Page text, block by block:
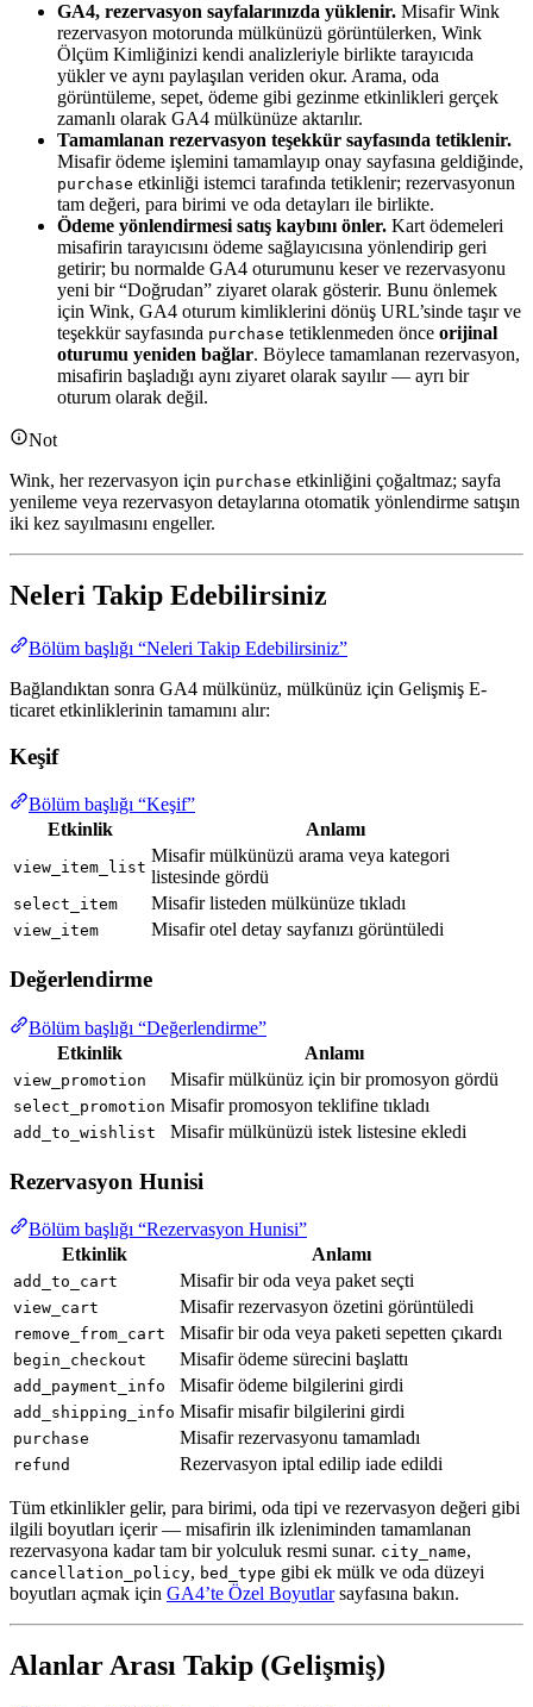
GA4, rezervasyon sayfalarınızda yüklenir. Misafir Wink
rezervasyon motorunda mülkünüzü görüntülerken, Wink
Ölçüm Kimliğinizi kendi analizleriyle birlikte tarayıcıda
yükler ve aynı paylaşılan veriden okur. Arama, oda
görüntüleme, sepet, ödeme gibi gezinme etkinlikleri gerçek
zamanlı olarak GA4 mülkünüze aktarılır.
Tamamlanan rezervasyon teşekkür sayfasında tetiklenir.
Misafir ödeme işlemini tamamlayıp onay sayfasına geldiğinde,
purchase etkinliği istemci tarafında tetiklenir; rezervasyonun
tam değeri, para birimi ve oda detayları ile birlikte.
Ödeme yönlendirmesi satış kaybını önler. Kart ödemeleri
misafirin tarayıcısını ödeme sağlayıcısına yönlendirip geri
getirir; bu normalde GA4 oturumunu keser ve rezervasyonu
yeni bir “Doğrudan” ziyaret olarak gösterir. Bunu önlemek
için Wink, GA4 oturum kimliklerini dönüş URL’sinde taşır ve
teşekkür sayfasında purchase tetiklenmeden önce orijinal
oturumu yeniden bağlar. Böylece tamamlanan rezervasyon,
misafirin başladığı aynı ziyaret olarak sayılır — ayrı bir
oturum olarak değil.
Not
Wink, her rezervasyon için purchase etkinliğini çoğaltmaz; sayfa
yenileme veya rezervasyon detaylarına otomatik yönlendirme satışın
iki kez sayılmasını engeller.
Neleri Takip Edebilirsiniz
Bölüm başlığı “Neleri Takip Edebilirsiniz”
Bağlandıktan sonra GA4 mülkünüz, mülkünüz için Gelişmiş E-
ticaret etkinliklerinin tamamını alır:
Keşif
Bölüm başlığı “Keşif”
Etkinlik
Anlamı
view_item_list
Misafir mülkünüzü arama veya kategori
listesinde gördü
select_item Misafir listeden mülkünüze tıkladı
view_item Misafir otel detay sayfanızı görüntüledi
Değerlendirme
Bölüm başlığı “Değerlendirme”
Etkinlik
Anlamı
view_promotion Misafir mülkünüz için bir promosyon gördü
select_promotion Misafir promosyon teklifine tıkladı
add_to_wishlist Misafir mülkünüzü istek listesine ekledi
Rezervasyon Hunisi
Bölüm başlığı “Rezervasyon Hunisi”
Etkinlik
Anlamı
add_to_cart Misafir bir oda veya paket seçti
view_cart Misafir rezervasyon özetini görüntüledi
remove_from_cart Misafir bir oda veya paketi sepetten çıkardı
begin_checkout Misafir ödeme sürecini başlattı
add_payment_info Misafir ödeme bilgilerini girdi
add_shipping_info Misafir misafir bilgilerini girdi
purchase Misafir rezervasyonu tamamladı
refund Rezervasyon iptal edilip iade edildi
Tüm etkinlikler gelir, para birimi, oda tipi ve rezervasyon değeri gibi
ilgili boyutları içerir — misafirin ilk izleniminden tamamlanan
rezervasyona kadar tam bir yolculuk resmi sunar. city_name,
cancellation_policy, bed_type gibi ek mülk ve oda düzeyi
boyutları açmak için GA4’te Özel Boyutlarsayfasına bakın.
Alanlar Arası Takip (Gelişmiş)